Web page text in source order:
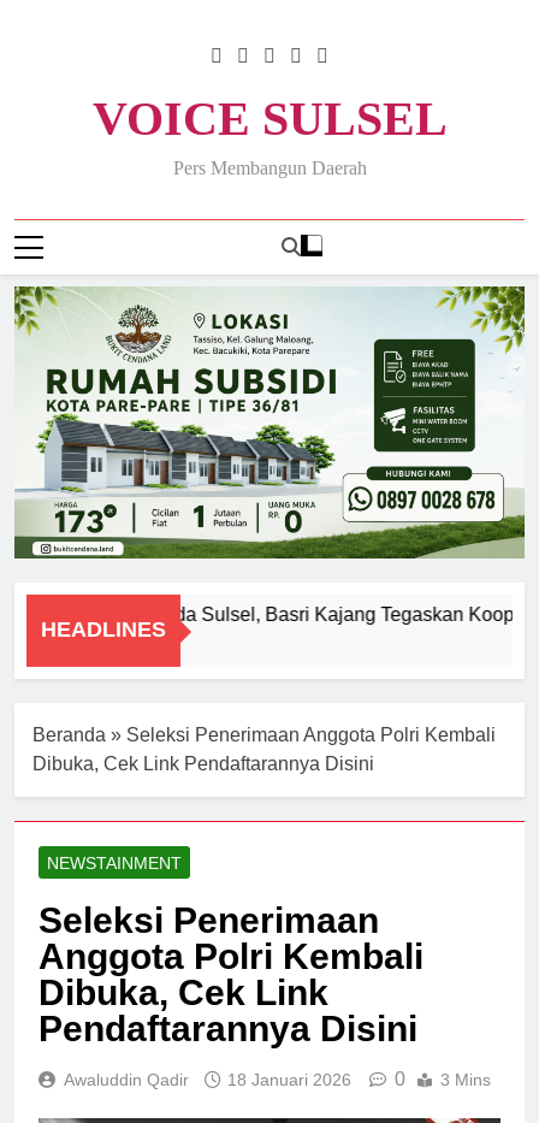
VOICE SULSEL
Pers Membangun Daerah
HEADLINES
Diperiksa Polda Sulsel, Basri Kajang Tegaskan
Beranda » Seleksi Penerimaan Anggota Polri Kembali
Dibuka, Cek Link Pendaftarannya Disini
NEWSTAINMENT
Seleksi Penerimaan
Anggota Polri Kembali
Dibuka, Cek Link
Pendaftarannya Disini
Awaluddin Qadir 18 Januari 2026 0 3 Mins